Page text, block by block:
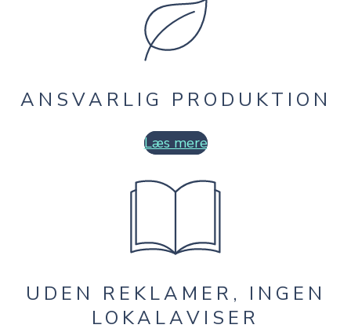
ANSVARLIG PRODUKTION
Læs mere
UDEN REKLAMER, INGEN
LOKALAVISER